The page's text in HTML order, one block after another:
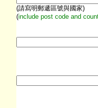
(請寫明郵遞區號與國家)
(include post code and